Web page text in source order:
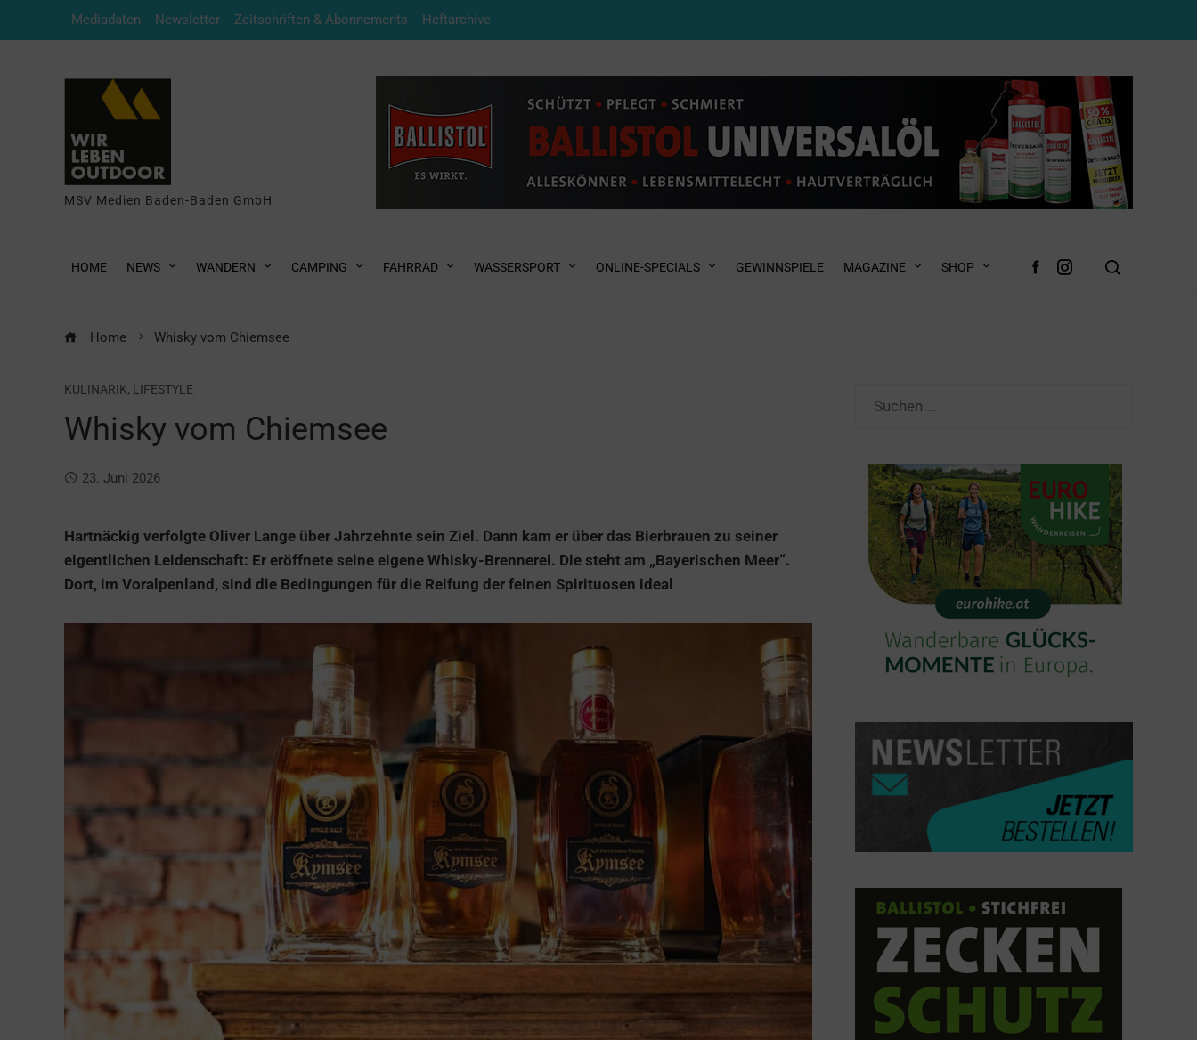
Mediadaten Newsletter Zeitschriften & Abonnements Heftarchive
MSV Medien Baden-Baden GmbH
HOME NEWS WANDERN CAMPING FAHRRAD WASSERSPORT ONLINE-SPECIALS GEWINNSPIELE MAGAZINE SHOP
Home Whisky vom Chiemsee
KULINARIK, LIFESTYLE
Whisky vom Chiemsee
23. Juni 2026
Hartnäckig verfolgte Oliver Lange über Jahrzehnte sein Ziel. Dann kam er über das Bierbrauen zu seiner
eigentlichen Leidenschaft: Er eröffnete seine eigene Whisky-Brennerei. Die steht am „Bayerischen Meer“.
Dort, im Voralpenland, sind die Bedingungen für die Reifung der feinen Spirituosen ideal